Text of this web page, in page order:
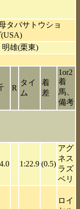
タバサトウショ
雄(栗東)
R
タイ
ム
着
差
1or2
着
馬、
備考
1:22.9 (0.5)
アグ
ネス
ラズ
ベリ
ロイ